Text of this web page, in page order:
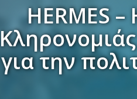
HERMES
για την